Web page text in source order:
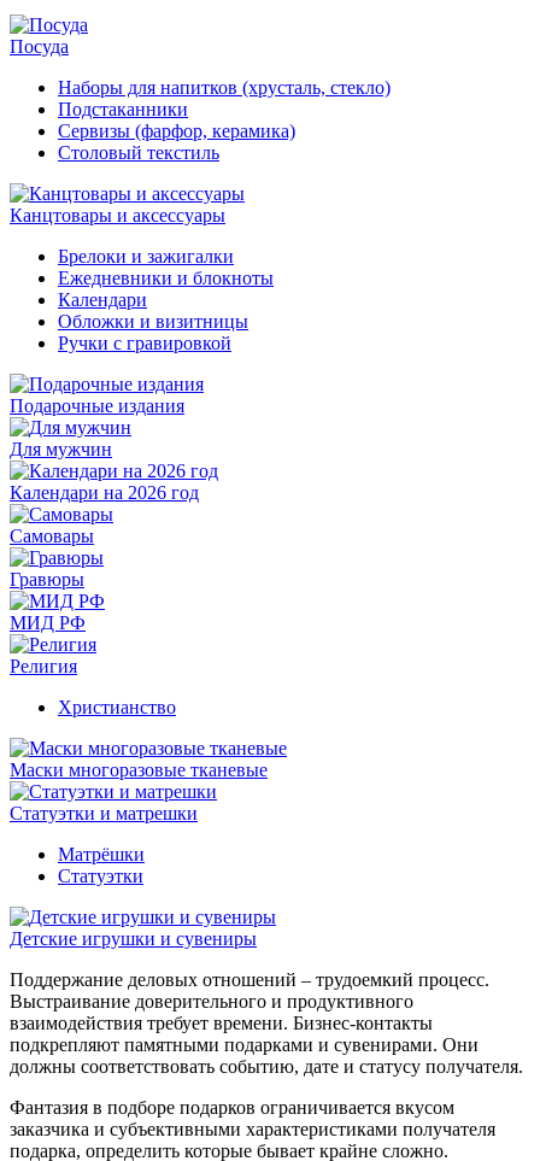
Посуда
Наборы для напитков (хрусталь, стекло)
Подстаканники
Сервизы (фарфор, керамика)
Столовый текстиль
Канцтовары и аксессуары
Брелоки и зажигалки
Ежедневники и блокноты
Календари
Обложки и визитницы
Ручки с гравировкой
Подарочные издания
Для мужчин
Календари на 2026 год
Самовары
Гравюры
МИД РФ
Религия
Христианство
Маски многоразовые тканевые
Статуэтки и матрешки
Матрёшки
Статуэтки
Детские игрушки и сувениры
Поддержание деловых отношений – трудоемкий процесс.
Выстраивание доверительного и продуктивного
взаимодействия требует времени. Бизнес-контакты
подкрепляют памятными подарками и сувенирами. Они
должны соответствовать событию, дате и статусу получателя.
Фантазия в подборе подарков ограничивается вкусом
заказчика и субъективными характеристиками получателя
подарка, определить которые бывает крайне сложно.